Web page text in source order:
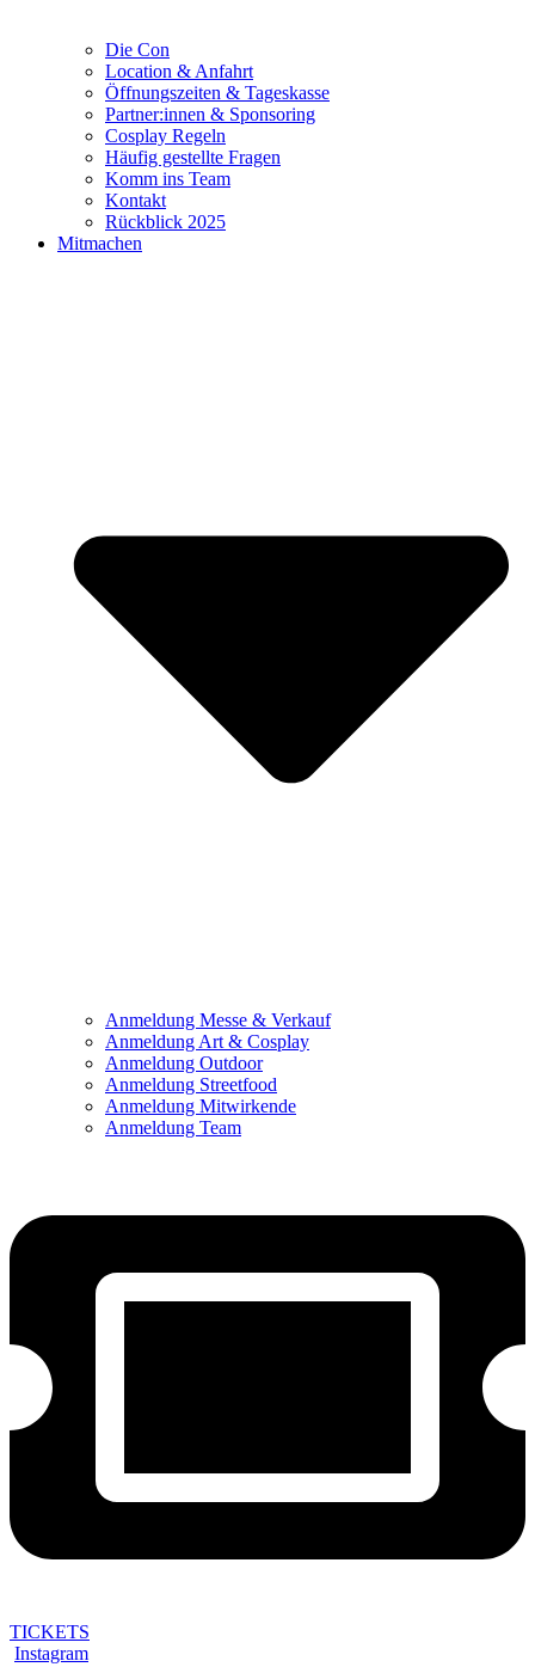
Die Con
Location & Anfahrt
Öffnungszeiten & Tageskasse
Partner:innen & Sponsoring
Cosplay Regeln
Häufig gestellte Fragen
Komm ins Team
Kontakt
Rückblick 2025
Mitmachen
Anmeldung Messe & Verkauf
Anmeldung Art & Cosplay
Anmeldung Outdoor
Anmeldung Streetfood
Anmeldung Mitwirkende
Anmeldung Team
TICKETS
Instagram